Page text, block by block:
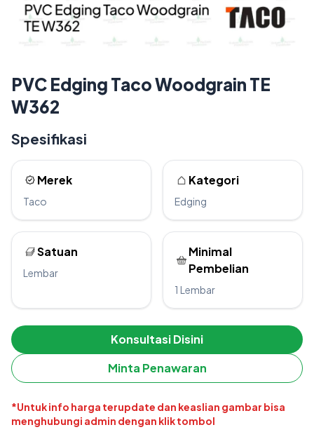
PVC Edging Taco Woodgrain TE
W362
Spesifikasi
Merek
Taco
Kategori
Edging
Satuan
Lembar
Minimal
Pembelian
1 Lembar
Konsultasi Disini
Minta Penawaran
*Untuk info harga terupdate dan keaslian gambar bisa
menghubungi admin dengan klik tombol